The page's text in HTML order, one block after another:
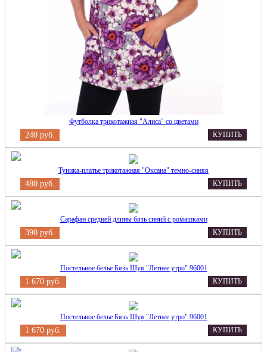
Футболка трикотажная "Алиса" со цветами
240 руб. КУПИТЬ
Туника-платье трикотажная "Оксана" темно-синяя
480 руб. КУПИТЬ
Сарафан средней длины бязь синий с ромашками
390 руб. КУПИТЬ
Постельное белье Бязь Шуя "Летнее утро" 96001
1 670 руб. КУПИТЬ
Постельное белье Бязь Шуя "Летнее утро" 96001
1 670 руб. КУПИТЬ